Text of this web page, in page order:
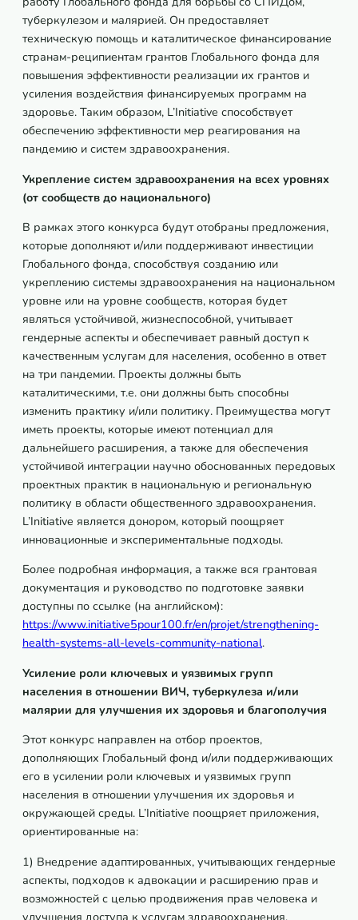
туберкулезом и малярией. Он предоставляет
техническую помощь и каталитическое финансирование
странам-реципиентам грантов Глобального фонда для
повышения эффективности реализации их грантов и
усиления воздействия финансируемых программ на
здоровье. Таким образом, L’Initiative способствует
обеспечению эффективности мер реагирования на
пандемию и систем здравоохранения.
Укрепление систем здравоохранения на всех уровнях
(от сообществ до национального)
В рамках этого конкурса будут отобраны предложения,
которые дополняют и/или поддерживают инвестиции
Глобального фонда, способствуя созданию или
укреплению системы здравоохранения на национальном
уровне или на уровне сообществ, которая будет
являться устойчивой, жизнеспособной, учитывает
гендерные аспекты и обеспечивает равный доступ к
качественным услугам для населения, особенно в ответ
на три пандемии. Проекты должны быть
каталитическими, т.е. они должны быть способны
изменить практику и/или политику. Преимущества могут
иметь проекты, которые имеют потенциал для
дальнейшего расширения, а также для обеспечения
устойчивой интеграции научно обоснованных передовых
проектных практик в национальную и региональную
политику в области общественного здравоохранения.
L’Initiative является донором, который поощряет
инновационные и экспериментальные подходы.
Более подробная информация, а также вся грантовая
документация и руководство по подготовке заявки
доступны по ссылке (на английском):
https://www.initiative5pour100.fr/en/projet/strengthening-
health-systems-all-levels-community-national.
Усиление роли ключевых и уязвимых групп
населения в отношении ВИЧ, туберкулеза и/или
малярии для улучшения их здоровья и благополучия
Этот конкурс направлен на отбор проектов,
дополняющих Глобальный фонд и/или поддерживающих
его в усилении роли ключевых и уязвимых групп
населения в отношении улучшения их здоровья и
окружающей среды. L’Initiative поощряет приложения,
ориентированные на:
1) Внедрение адаптированных, учитывающих гендерные
аспекты, подходов к адвокации и расширению прав и
возможностей с целью продвижения прав человека и
улучшения доступа к услугам здравоохранения.